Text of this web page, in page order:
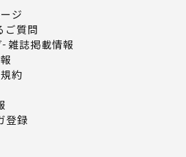
ジ
ご質問
雑誌掲載情報
約
登録